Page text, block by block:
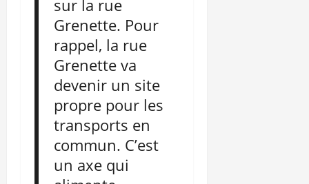
sur la rue
Grenette. Pour
rappel, la rue
Grenette va
devenir un site
propre pour les
transports en
commun. C’est
un axe qui